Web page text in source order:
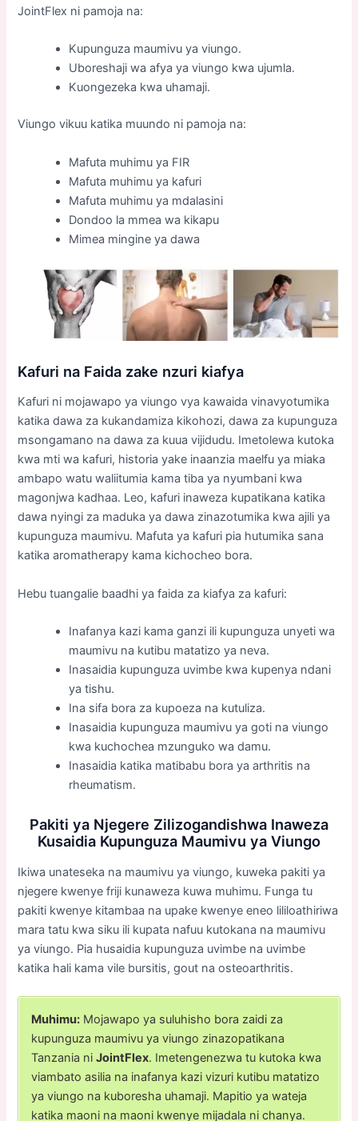
JointFlex ni pamoja na:
Kupunguza maumivu ya viungo.
Uboreshaji wa afya ya viungo kwa ujumla.
Kuongezeka kwa uhamaji.
Viungo vikuu katika muundo ni pamoja na:
Mafuta muhimu ya FIR
Mafuta muhimu ya kafuri
Mafuta muhimu ya mdalasini
Dondoo la mmea wa kikapu
Mimea mingine ya dawa
Kafuri na Faida zake nzuri kiafya
Kafuri ni mojawapo ya viungo vya kawaida vinavyotumika
katika dawa za kukandamiza kikohozi, dawa za kupunguza
msongamano na dawa za kuua vijidudu. Imetolewa kutoka
kwa mti wa kafuri, historia yake inaanzia maelfu ya miaka
ambapo watu waliitumia kama tiba ya nyumbani kwa
magonjwa kadhaa. Leo, kafuri inaweza kupatikana katika
dawa nyingi za maduka ya dawa zinazotumika kwa ajili ya
kupunguza maumivu. Mafuta ya kafuri pia hutumika sana
katika aromatherapy kama kichocheo bora.
Hebu tuangalie baadhi ya faida za kiafya za kafuri:
Inafanya kazi kama ganzi ili kupunguza unyeti wa
maumivu na kutibu matatizo ya neva.
Inasaidia kupunguza uvimbe kwa kupenya ndani
ya tishu.
Ina sifa bora za kupoeza na kutuliza.
Inasaidia kupunguza maumivu ya goti na viungo
kwa kuchochea mzunguko wa damu.
Inasaidia katika matibabu bora ya arthritis na
rheumatism.
Pakiti ya Njegere Zilizogandishwa Inaweza
Kusaidia Kupunguza Maumivu ya Viungo
Ikiwa unateseka na maumivu ya viungo, kuweka pakiti ya
njegere kwenye friji kunaweza kuwa muhimu. Funga tu
pakiti kwenye kitambaa na upake kwenye eneo lililoathiriwa
mara tatu kwa siku ili kupata nafuu kutokana na maumivu
ya viungo. Pia husaidia kupunguza uvimbe na uvimbe
katika hali kama vile bursitis, gout na osteoarthritis.
Muhimu: Mojawapo ya suluhisho bora zaidi za
kupunguza maumivu ya viungo zinazopatikana
Tanzania niJointFlex. Imetengenezwa tu kutoka kwa
viambato asilia na inafanya kazi vizuri kutibu matatizo
ya viungo na kuboresha uhamaji. Mapitio ya wateja
katika maoni na maoni kwenye mijadala ni chanya.